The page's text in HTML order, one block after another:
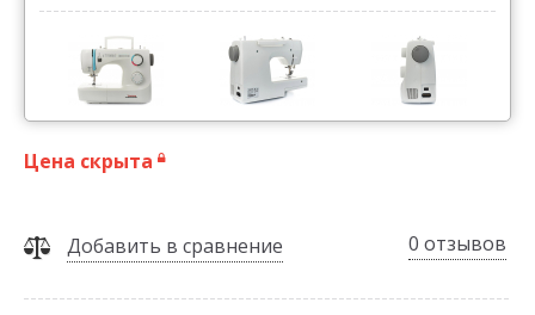
Цена скрыта
Добавить в сравнение 0 отзывов